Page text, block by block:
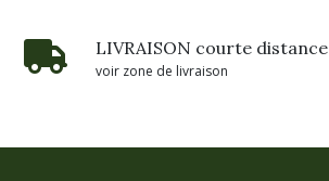
LIVRAISON courte distance
voir zone de livraison